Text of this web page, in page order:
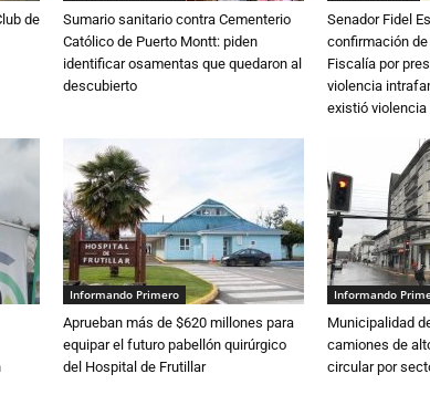
de
Sumario sanitario contra Cementerio
Católico de Puerto Montt: piden
identificar osamentas que quedaron al
descubierto
Senador Fidel
confirmación
Fiscalía por
violencia
existió
Informando Primero
Aprueban más de $620 millones para
equipar el futuro pabellón quirúrgico
del Hospital de Frutillar
Informando
Municipalidad
camiones de
circular por